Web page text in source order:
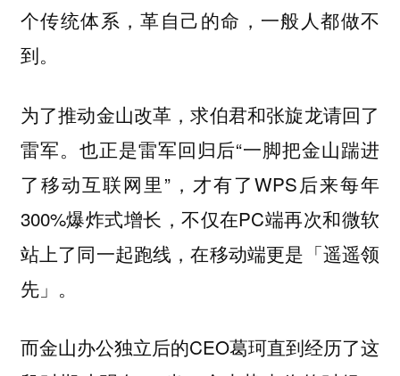
个传统体系，革自己的命，一般人都做不
到。
为了推动金山改革，求伯君和张旋龙请回了
雷军。也正是雷军回归后“一脚把金山踹进
了移动互联网里”，才有了WPS后来每年
300%爆炸式增长，不仅在PC端再次和微软
站上了同一起跑线，在移动端更是「遥遥领
先」。
而金山办公独立后的CEO葛珂直到经历了这